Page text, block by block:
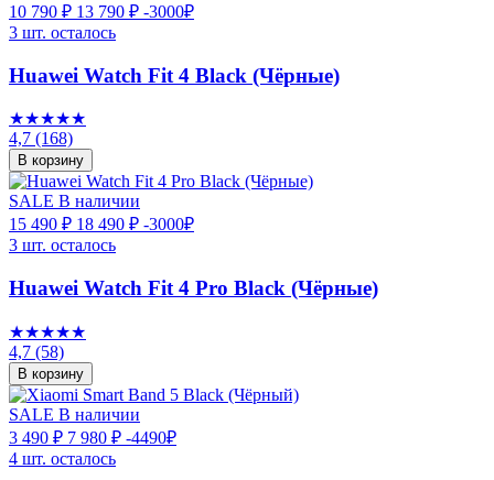
10 790 ₽ 13 790 ₽ -3000₽
3 шт. осталось
Huawei Watch Fit 4 Black (Чёрные)
★★★★★
4,7 (168)
В корзину
SALE В наличии
15 490 ₽ 18 490 ₽ -3000₽
3 шт. осталось
Huawei Watch Fit 4 Pro Black (Чёрные)
★★★★★
4,7 (58)
В корзину
SALE В наличии
3 490 ₽ 7 980 ₽ -4490₽
4 шт. осталось